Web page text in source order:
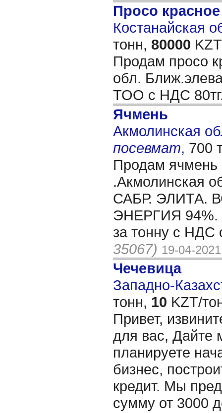
Просо красное
Костанайская
тонн, 80000
Продам просо
обл.
ТОО с НДС
Ячмень
Акмолинская
посевмат, 700
Продам ячмень
.Акмолинская
САБР. ЭЛИТА.
ЭНЕРГИЯ 94%.
за тонну с
35067) 19-04-2021
Чечевица
Западно-
тонн, 10 KZT/
Привет,
для вас, Дайте
планируете
бизнес,
кредит. Мы
сумму от 3000